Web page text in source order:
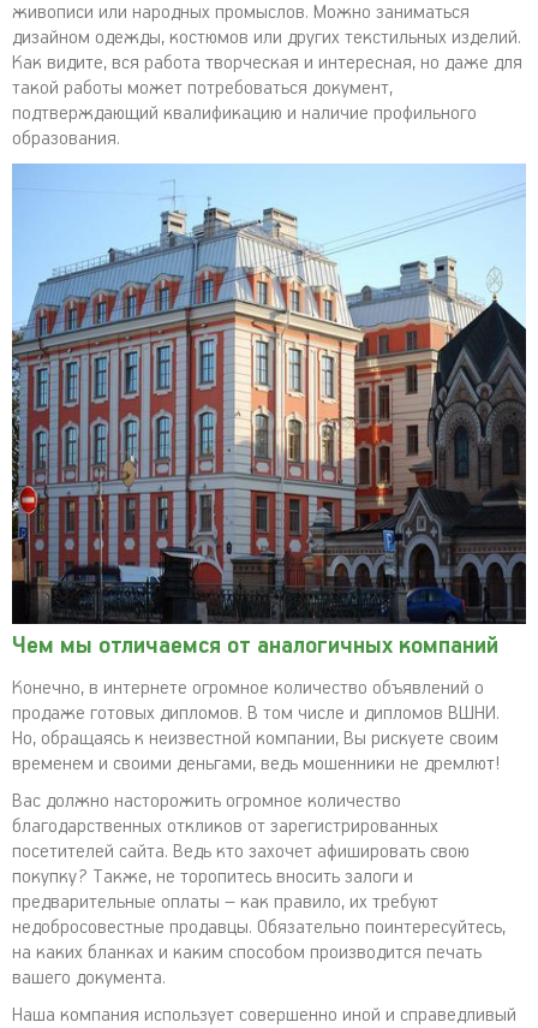
живописи или народных промыслов. Можно заниматься
дизайном одежды, костюмов или других текстильных изделий.
Как видите, вся работа творческая и интересная, но даже для
такой работы может потребоваться документ,
подтверждающий квалификацию и наличие профильного
образования.
Чем мы отличаемся от аналогичных компаний
Конечно, в интернете огромное количество объявлений о
продаже готовых дипломов. В том числе и дипломов ВШНИ.
Но, обращаясь к неизвестной компании, Вы рискуете своим
временем и своими деньгами, ведь мошенники не дремлют!
Вас должно насторожить огромное количество
благодарственных откликов от зарегистрированных
посетителей сайта. Ведь кто захочет афишировать свою
покупку? Также, не торопитесь вносить залоги и
предварительные оплаты – как правило, их требуют
недобросовестные продавцы. Обязательно поинтересуйтесь,
на каких бланках и каким способом производится печать
вашего документа.
Наша компания использует совершенно иной и справедливый